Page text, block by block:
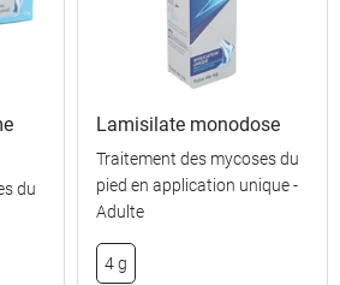
du
Lamisilate monodose
Traitement des mycoses du
pied en application unique -
Adulte
4 g